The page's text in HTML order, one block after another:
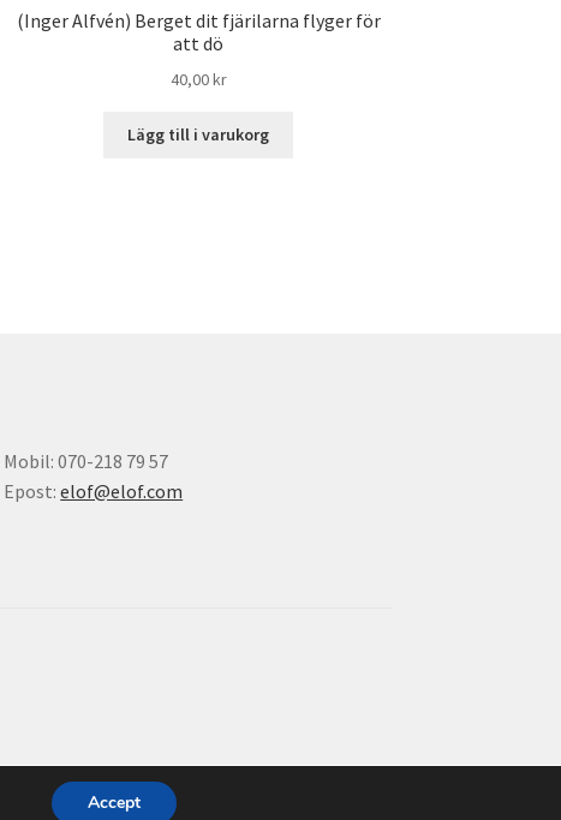
(Inger Alfvén) Berget dit fjärilarna flyger för
att dö
40,00kr
Lägg till i varukorg
Mobil: 070-218 79 57
Epost:elof@elof.com
Accept